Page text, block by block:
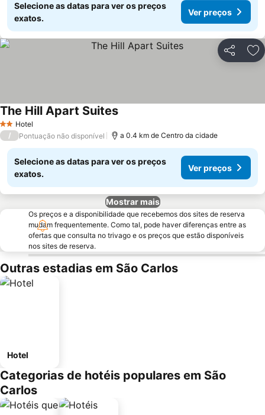
Selecione as datas para ver os preços
exatos.
Ver preços
Partilhar
2 Estrelas
Hotel
The Hill Apart Suites
/ Pontuação não disponível a 0.4 km de Centro da cidade
Selecione as datas para ver os preços
exatos.
Ver preços
Mostrar mais
Os preços e a disponibilidade que recebemos dos sites de reserva
mudam frequentemente. Como tal, pode haver diferenças entre as
ofertas que consulta no trivago e os preços que estão disponíveis
nos sites de reserva.
Outras estadias em São Carlos
Hotel
Categorias de hotéis populares em São
Carlos